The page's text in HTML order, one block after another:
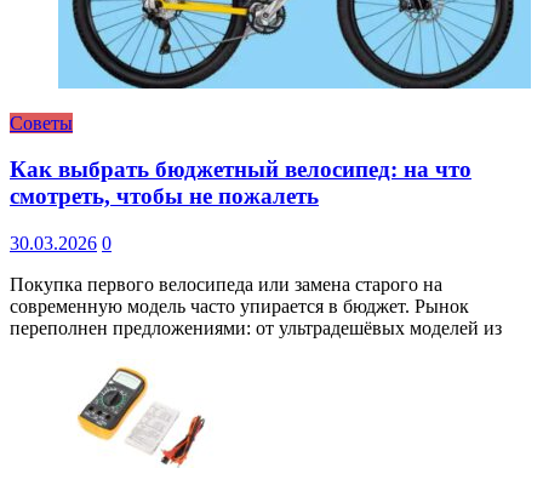
Советы
Как выбрать бюджетный велосипед: на что
смотреть, чтобы не пожалеть
30.03.2026 0
Покупка первого велосипеда или замена старого на
современную модель часто упирается в бюджет. Рынок
переполнен предложениями: от ультрадешёвых моделей из